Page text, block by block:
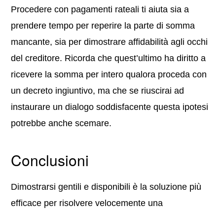
Procedere con pagamenti rateali ti aiuta sia a
prendere tempo per reperire la parte di somma
mancante, sia per dimostrare affidabilità agli occhi
del creditore. Ricorda che quest’ultimo ha diritto a
ricevere la somma per intero qualora proceda con
un decreto ingiuntivo, ma che se riuscirai ad
instaurare un dialogo soddisfacente questa ipotesi
potrebbe anche scemare.
Conclusioni
Dimostrarsi gentili e disponibili è la soluzione più
efficace per risolvere velocemente una